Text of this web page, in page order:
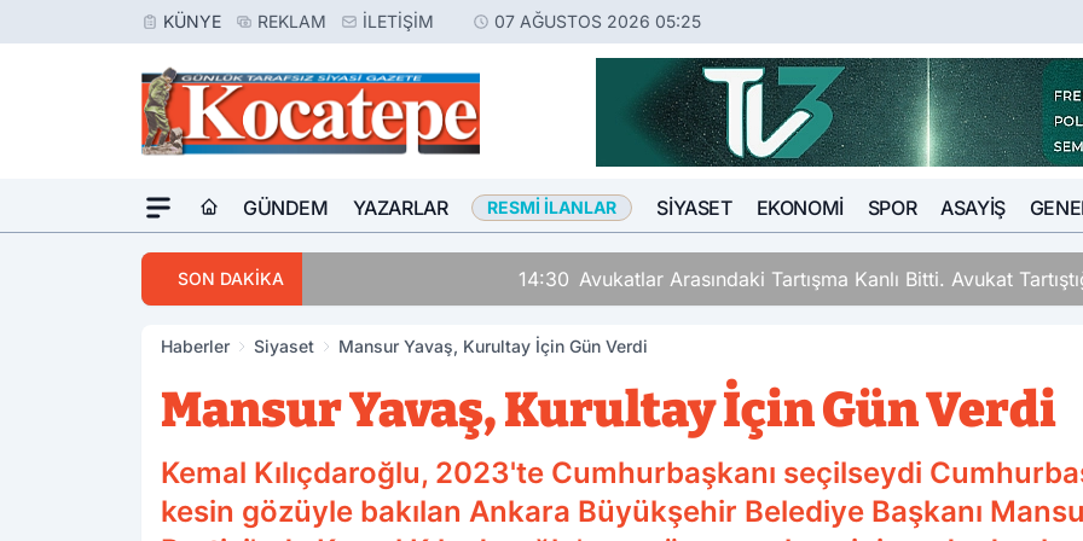
KÜNYE REKLAM İLETIŞIM 07 AĞUSTOS 2026 05:25
GÜNDEM YAZARLAR RESMI İLANLAR SIYASET EKONOMI SPOR ASAYIŞ
SON DAKİKA Avukatlar Arasındaki Tartışma Kanlı Bitti. Avukat Tartıştığı Meslektaşını İki
Haberler Siyaset Mansur Yavaş, Kurultay İçin Gün Verdi
Mansur Yavaş, Kurultay İçin Gün Verdi
Kemal Kılıçdaroğlu, 2023'te Cumhurbaşkanı seçilseydi
kesin gözüyle bakılan Ankara Büyükşehir Belediye Başkanı